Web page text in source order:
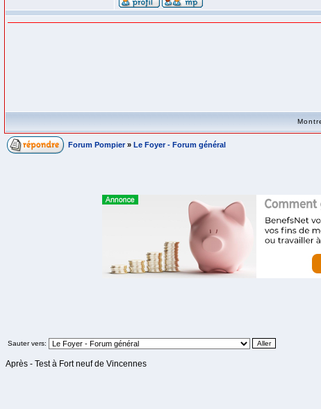
Forum Pompier » Le Foyer - Forum général
Sauter vers:
Après - Test à Fort neuf de Vincennes